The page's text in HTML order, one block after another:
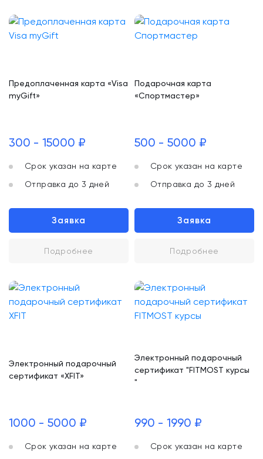
Предоплаченная карта «Visa
myGift»
300 - 15000 ₽
Срок указан на карте
Отправка до 3 дней
Заявка
Подробнее
Подарочная карта
«Спортмастер»
500 - 5000 ₽
Срок указан на карте
Отправка до 3 дней
Заявка
Подробнее
Электронный подарочный
сертификат «XFIT»
1000 - 5000 ₽
Срок указан на карте
Электронный подарочный
сертификат "FITMOST курсы
"
990 - 1990 ₽
Срок указан на карте